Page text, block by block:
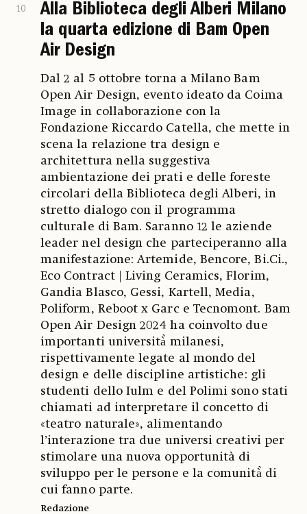
10
Alla Biblioteca degli Alberi Milano
la quarta edizione di Bam Open
Air Design
Dal 2 al 5 ottobre torna a Milano Bam
Open Air Design, evento ideato da Coima
Image in collaborazione con la
Fondazione Riccardo Catella, che mette in
scena la relazione tra design e
architettura nella suggestiva
ambientazione dei prati e delle foreste
circolari della Biblioteca degli Alberi, in
stretto dialogo con il programma
culturale di Bam. Saranno 12 le aziende
leader nel design che parteciperanno alla
manifestazione: Artemide, Bencore, Bi.Ci.,
Eco Contract | Living Ceramics, Florim,
Gandia Blasco, Gessi, Kartell, Media,
Poliform, Reboot x Garc e Tecnomont. Bam
Open Air Design 2024 ha coinvolto due
importanti università̀ milanesi,
rispettivamente legate al mondo del
design e delle discipline artistiche: gli
studenti dello Iulm e del Polimi sono stati
chiamati ad interpretare il concetto di
«teatro naturale», alimentando
l’interazione tra due universi creativi per
stimolare una nuova opportunità di
sviluppo per le persone e la comunità̀ di
cui fanno parte.
Redazione